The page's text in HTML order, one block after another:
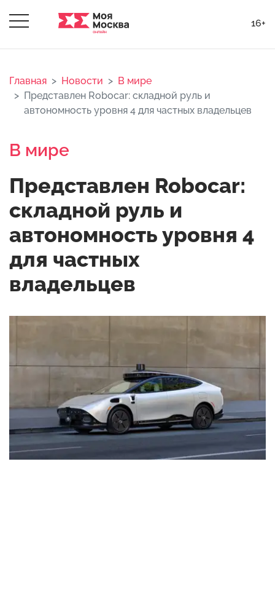
16+
Главная Новости
В мире
Представлен Robocar: складной руль и
автономность уровня 4 для частных владельцев
В мире
Представлен Robocar:
складной руль и
автономность уровня 4
для частных
владельцев